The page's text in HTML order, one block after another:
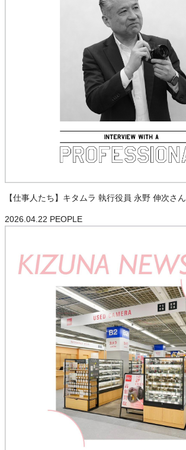
【仕事人たち】キタムラ 執行役員 永野 伸次さん
2026.04.22 PEOPLE